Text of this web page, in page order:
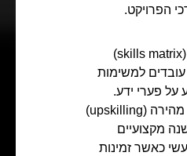
הפרויקט.
מפות מיומנויות (skills matrix)
למשימות
על פערי ידע.
תוכניות הכשרה מהירה (upskilling)
מקצועיים
כאשר זמינות